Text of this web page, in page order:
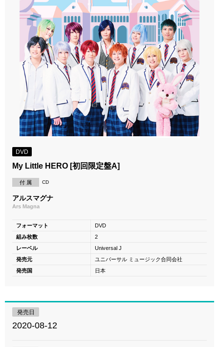
DVD
My Little HERO [初回限定盤A]
付 属 CD
アルスマグナ
Ars Magna
フォーマット
DVD
組み枚数
2
レーベル
Universal J
発売元
ユニバーサル ミュージック合同会社
発売国
日本
発売日
2020-08-12